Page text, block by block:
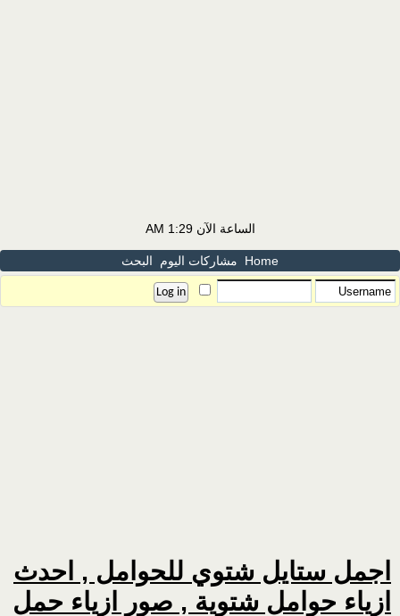
الساعة الآن1:29 AM
Home مشاركات اليوم البحث
اجمل ستايل شتوي للحوامل , احدث
ازياء حوامل شتوية , صور ازياء حمل